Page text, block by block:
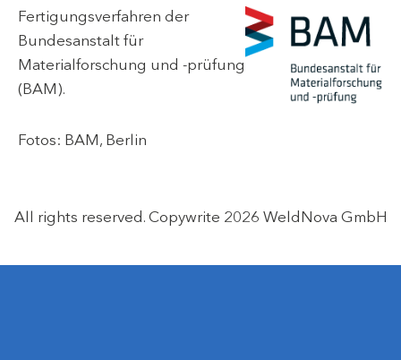
Fertigungsverfahren der
Bundesanstalt für
Materialforschung und -prüfung
(BAM).
Fotos: BAM, Berlin
All rights reserved. Copywrite 2026 WeldNova GmbH